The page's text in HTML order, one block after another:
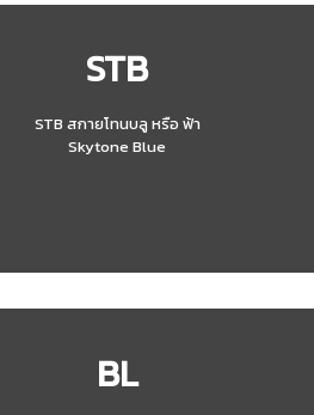
STB
STB สกายโทนบลู หรือ ฟ้า
Skytone Blue
BL